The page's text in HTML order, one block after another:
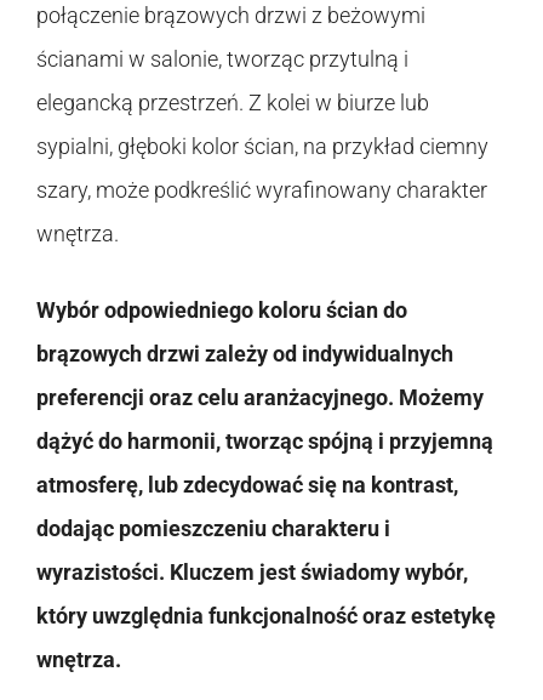
połączenie brązowych drzwi z beżowymi
ścianami w salonie, tworząc przytulną i
elegancką przestrzeń. Z kolei w biurze lub
sypialni, głęboki kolor ścian, na przykład ciemny
szary, może podkreślić wyrafinowany charakter
wnętrza.
Wybór odpowiedniego koloru ścian do
brązowych drzwi zależy od indywidualnych
preferencji oraz celu aranżacyjnego. Możemy
dążyć do harmonii, tworząc spójną i przyjemną
atmosferę, lub zdecydować się na kontrast,
dodając pomieszczeniu charakteru i
wyrazistości. Kluczem jest świadomy wybór,
który uwzględnia funkcjonalność oraz estetykę
wnętrza.